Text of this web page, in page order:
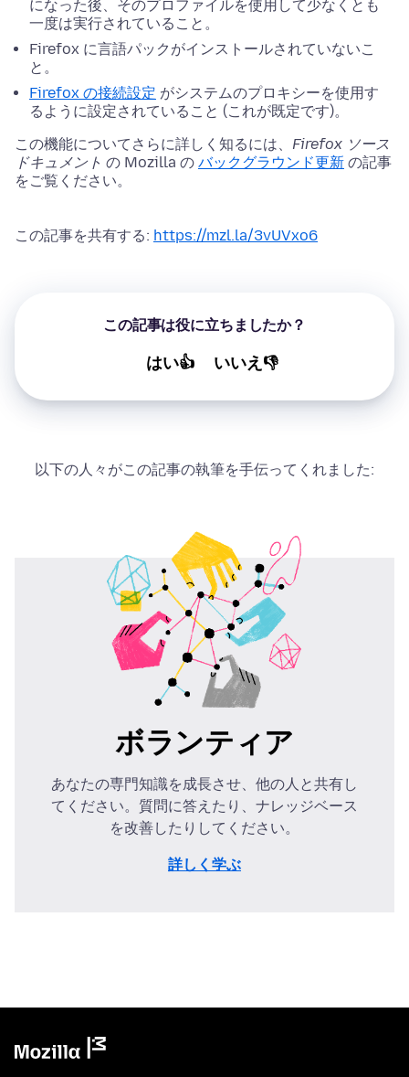
になった後、そのプロファイルを使用して少なくとも
一度は実行されていること。
Firefox に言語パックがインストールされていないこ
と。
Firefox の接続設定 がシステムのプロキシーを使用す
るように設定されていること (これが既定です)。
この機能についてさらに詳しく知るには、 Firefox ソース
ドキュメント の Mozilla の バックグラウンド更新 の記事
をご覧ください。
この記事を共有する: https://mzl.la/3vUVxo6
この記事は役に立ちましたか？
はい👍 いいえ👎
以下の人々がこの記事の執筆を手伝ってくれました:
ボランティア
あなたの専門知識を成長させ、他の人と共有し
てください。質問に答えたり、ナレッジベース
を改善したりしてください。
詳しく学ぶ